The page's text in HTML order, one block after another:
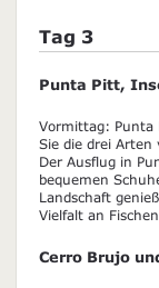
Tag 3
Punta Pitt,
Vormittag: Punta
Sie die drei Arten
Der Ausflug in
bequemen
Landschaft
Vielfalt an
Cerro Brujo